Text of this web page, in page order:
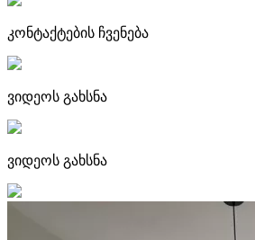
კონტაქტების ჩვენება
ვიდეოს გახსნა
ვიდეოს გახსნა